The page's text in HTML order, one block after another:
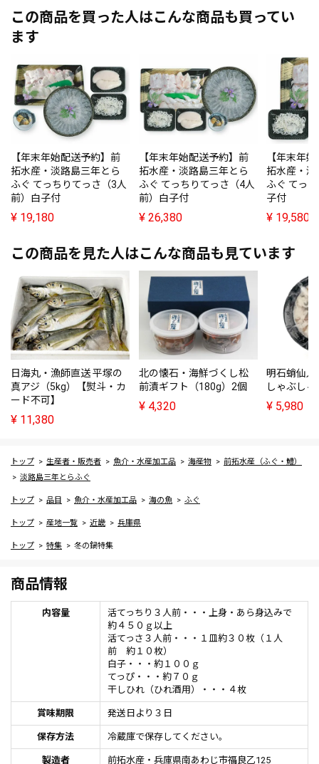
この商品を買った人はこんな商品も買ってい
ます
【年末年始配送予約】前
拓水産・淡路島三年とら
ふぐ てっちりてっさ（3人
前）白子付
¥ 19,180
【年末年始配送予約】前
拓水産・淡路島三年とら
ふぐ てっちりてっさ（4人
前）白子付
¥ 26,380
【年末年
拓水産・
ふぐ てっ
子付
¥ 19,580
この商品を見た人はこんな商品も見ています
日海丸・漁師直送 平塚の
真アジ（5kg）【熨斗・カ
ード不可】
¥ 11,380
北の懐石・海鮮づくし松
前漬ギフト（180g）2個
¥ 4,320
明石蛸仙
しゃぶし
¥ 5,980
トップ 生産者・販売者 魚介・水産加工品 海産物
前拓水産（ふぐ・鱧）
淡路島三年とらふぐ
トップ 品目 魚介・水産加工品 海の魚 ふぐ
トップ 産地一覧 近畿 兵庫県
トップ 特集 冬の鍋特集
商品情報
内容量
活てっちり３人前・・・上身・あら身込みで
約４５０ｇ以上
活てっさ３人前・・・１皿約３０枚（１人
前 約１０枚）
白子・・・約１００ｇ
てっぴ・・・約７０ｇ
干しひれ（ひれ酒用）・・・４枚
賞味期限 発送日より３日
保存方法 冷蔵庫で保存してください。
製造者 前拓水産・兵庫県南あわじ市福良乙125